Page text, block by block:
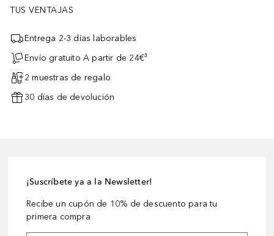
TUS VENTAJAS
Entrega 2-3 días laborables
Envío gratuito A partir de 24€³
2 muestras de regalo
30 días de devolución
¡Suscríbete ya a la Newsletter!
Recibe un cupón de 10% de descuento para tu
primera compra